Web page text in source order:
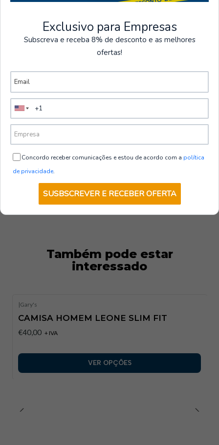
Camisas
Ver mais produtos
CAMISA HOMEM MATTIA SLIM FIT
GANGA LAVADO
de€38,00 + IVA
VER OPÇÕES
Também pode estar
interessado
|Gary's
CAMISA HOMEM LEONE SLIM FIT
€40,00 + IVA
VER OPÇÕES
Exclusivo para Empresas
Subscreva e receba 8% de desconto e as melhores
ofertas!
Concordo receber comunicações e estou de acordo com a política
de privacidade.
SUSBSCREVER E RECEBER OFERTA